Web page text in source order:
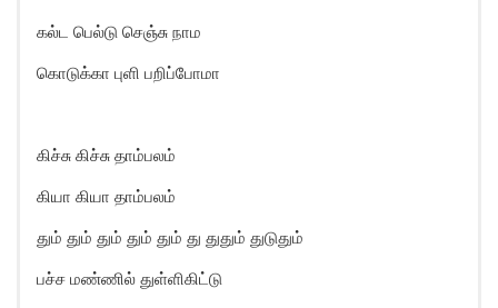
கல்ட பெல்டு செஞ்சு நாம
கொடுக்கா புளி பறிப்போமா
கிச்சு கிச்சு தாம்பலம்
கியா கியா தாம்பலம்
தும் தும் தும் தும் தும் து துதும் துடுதும்
பச்ச மண்ணில் துள்ளிகிட்டு